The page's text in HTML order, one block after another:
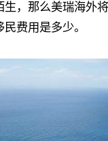
生，那么美瑞海外
费用是多少。